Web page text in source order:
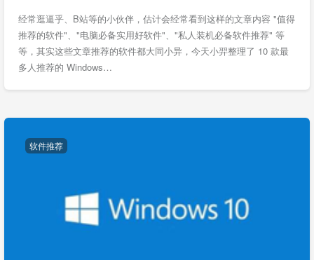
经常逛逼乎、B站等的小伙伴，估计会经常看到这样的文章内容 "值得
推荐的软件"、"电脑必备实用好软件"、"私人装机必备软件推荐" 等
等，其实这些文章推荐的软件都大同小异，今天小羿整理了 10 款最
多人推荐的 Windows…
软件推荐